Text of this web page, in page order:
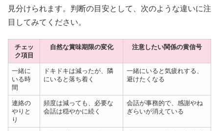
見分けられます。判断の目安として、次のような違いに注
目してみてください。
チェッ
ク項目
自然な賞味期限の変化 注意したい関係の黄信号
一緒に
いる時
間
ドキドキは減ったが、隣
にいると落ち着く
一緒にいると気疲れする、
避けたくなる
連絡の
やりと
り
頻度は減っても、必要な
会話は穏やかに続く
会話が事務的で、感謝やね
ぎらいが消えている